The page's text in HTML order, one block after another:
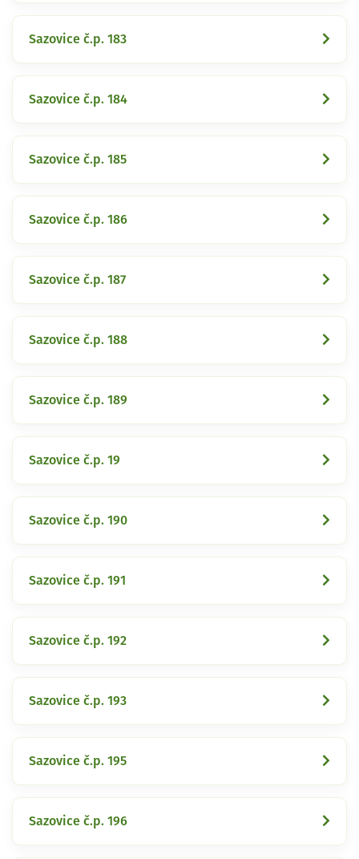
Sazovice č.p. 183
Sazovice č.p. 184
Sazovice č.p. 185
Sazovice č.p. 186
Sazovice č.p. 187
Sazovice č.p. 188
Sazovice č.p. 189
Sazovice č.p. 19
Sazovice č.p. 190
Sazovice č.p. 191
Sazovice č.p. 192
Sazovice č.p. 193
Sazovice č.p. 195
Sazovice č.p. 196